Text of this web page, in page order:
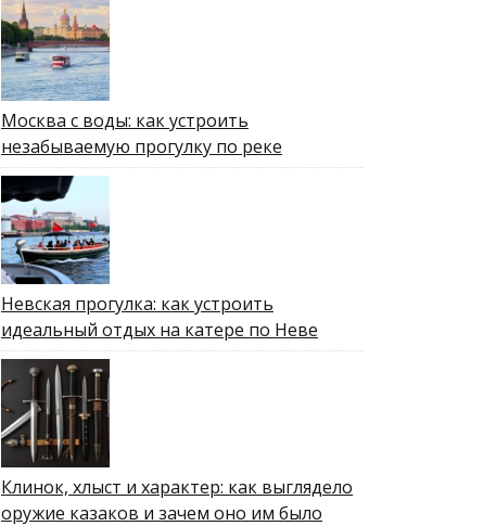
Москва с воды: как устроить
незабываемую прогулку по реке
Невская прогулка: как устроить
идеальный отдых на катере по Неве
Клинок, хлыст и характер: как выглядело
оружие казаков и зачем оно им было